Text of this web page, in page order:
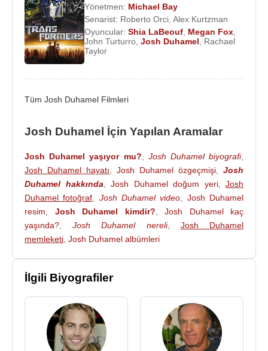
DuhamelOcak 2004'de uzun yıllardır sevgilisi olan
modelKristy Pierceile nişanlandı fakat ikili daha
sonra ayrıldı.2004yılında Las Vegas dizisinin bir
bölümünde konuk oyuncu olarak oynayan
Eyed PeassolistiStacy Ferguson(Fergie) ile
var.
2007 yılında vizyona giren "Transformers" adlı
sinema filminde "Captain Lenox" adlı karakteri
oynadı. 2011 yılında gösterime giren “Transformers:
Dark of the Moon” adlı sinema filminde yine "Major
William Lenox" karakterini canlandırmıştır.
Josh Duhamel, 10 Ocak 2009 tarihinde şarkıcı
Stacy Ferguson(Fergie) ile evlendi.
Filmleri :
2011 - Stano (rumored) (pre-production)
2012 - Movie 43 (post-production)
2012 - Fire with Fire (post-production)
2011 - New Year's Eve (post-production)
Yönetmen: Michael Bay
Senarist: Roberto Orci, Alex Kurtzman
Oyuncular: Shia LaBeouf, Megan Fox,
John Turturro, Josh Duhamel, Rachael
Taylor
Tüm Josh Duhamel Filmleri
Josh Duhamel İçin Yapılan Aramalar
Josh Duhamel yaşıyor mu? Josh Duhamel biyografi,
Josh Duhamel hayatı
Josh Duhamel özgeçmişi
Josh
Duhamel hakkında
Josh Duhamel doğum yeri, Josh
Duhamel fotoğraf
Josh Duhamel video
Josh Duhamel
resim
Josh Duhamel kimdir?
Josh Duhamel kaç
yaşında? ,Josh Duhamel nereli, Josh Duhamel
memleketi Josh Duhamel albümleri
İlgili Biyografiler